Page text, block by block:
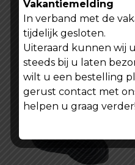
Fiets - Step - Motor
€ 24,99
prijs
was:
€ 24,99.
€ 14,99
is:
€
Lees verder
Vakantiemelding
In verband met de
tijdelijk gesloten.
Uiteraard kunnen wij
steeds bij u laten
wilt u een bestelling
gerust contact met
helpen u graag verder!